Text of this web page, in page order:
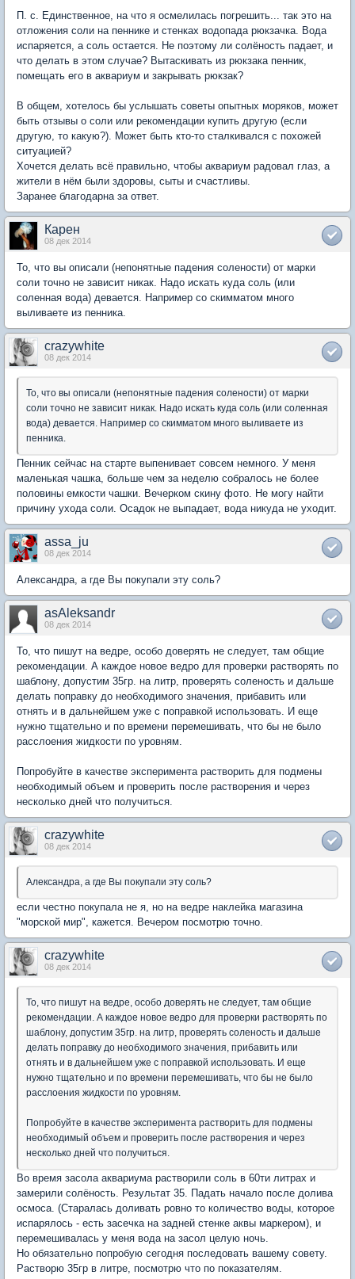
П. с. Единственное, на что я осмелилась погрешить... так это на
отложения соли на пеннике и стенках водопада рюкзачка. Вода
испаряется, а соль остается. Не поэтому ли солёность падает, и
что делать в этом случае? Вытаскивать из рюкзака пенник,
помещать его в аквариум и закрывать рюкзак?
В общем, хотелось бы услышать советы опытных моряков, может
быть отзывы о соли или рекомендации купить другую (если
другую, то какую?). Может быть кто-то сталкивался с похожей
ситуацией?
Хочется делать всё правильно, чтобы аквариум радовал глаз, а
жители в нём были здоровы, сыты и счастливы.
Заранее благодарна за ответ.
Карен
08 дек 2014
То, что вы описали (непонятные падения солености) от марки
соли точно не зависит никак. Надо искать куда соль (или
соленная вода) девается. Например со скимматом много
выливаете из пенника.
crazywhite
08 дек 2014
То, что вы описали (непонятные падения солености) от марки
соли точно не зависит никак. Надо искать куда соль (или соленная
вода) девается. Например со скимматом много выливаете из
пенника.
Пенник сейчас на старте выпенивает совсем немного. У меня
маленькая чашка, больше чем за неделю собралось не более
половины емкости чашки. Вечерком скину фото. Не могу найти
причину ухода соли. Осадок не выпадает, вода никуда не уходит.
assa_ju
08 дек 2014
Александра, а где Вы покупали эту соль?
asAleksandr
08 дек 2014
То, что пишут на ведре, особо доверять не следует, там общие
рекомендации. А каждое новое ведро для проверки растворять по
шаблону, допустим 35гр. на литр, проверять соленость и дальше
делать поправку до необходимого значения, прибавить или
отнять и в дальнейшем уже с поправкой использовать. И еще
нужно тщательно и по времени перемешивать, что бы не было
расслоения жидкости по уровням.
Попробуйте в качестве эксперимента растворить для подмены
необходимый объем и проверить после растворения и через
несколько дней что получиться.
crazywhite
08 дек 2014
Александра, а где Вы покупали эту соль?
если честно покупала не я, но на ведре наклейка магазина
"морской мир", кажется. Вечером посмотрю точно.
crazywhite
08 дек 2014
То, что пишут на ведре, особо доверять не следует, там общие
рекомендации. А каждое новое ведро для проверки растворять по
шаблону, допустим 35гр. на литр, проверять соленость и дальше
делать поправку до необходимого значения, прибавить или
отнять и в дальнейшем уже с поправкой использовать. И еще
нужно тщательно и по времени перемешивать, что бы не было
расслоения жидкости по уровням.
Попробуйте в качестве эксперимента растворить для подмены
необходимый объем и проверить после растворения и через
несколько дней что получиться.
Во время засола аквариума растворили соль в 60ти литрах и
замерили солёность. Результат 35. Падать начало после долива
осмоса. (Старалась доливать ровно то количество воды, которое
испарялось - есть засечка на задней стенке аквы маркером), и
перемешивалась у меня вода на засол целую ночь.
Но обязательно попробую сегодня последовать вашему совету.
Растворю 35гр в литре, посмотрю что по показателям.